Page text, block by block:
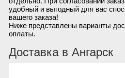
Для детей
Эфирные масла
Сыворотки
Текстиль
Функциональные леденцы
Спрей для носа / полости рта
Эфирные масла
Чай для похудения
Чай в пакетиках
Foet
Teavitall
Nice Code
удобный и выгодный для вас
вашего заказа!
Ниже представлены варианты
оплаты.
Доставка в Ангарск